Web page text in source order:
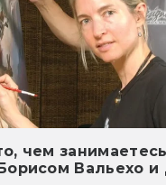
чем
Вальехо